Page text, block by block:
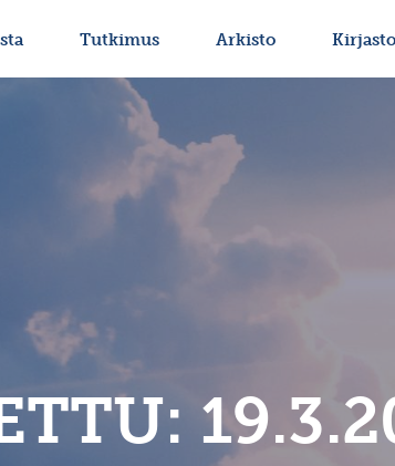
Tutkimus Arkisto Kirjasto